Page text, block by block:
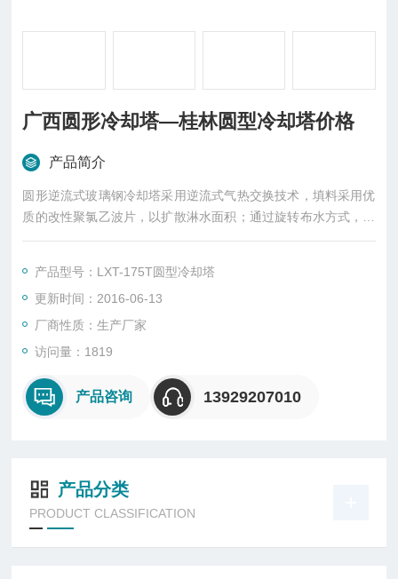
广西圆形冷却塔—桂林圆型冷却塔价格
产品简介
圆形逆流式玻璃钢冷却塔采用逆流式气热交换技术，填料采用优
质的改性聚氯乙波片，以扩散淋水面积；通过旋转布水方式，实
现布水均匀，增强冷却效果。我厂曾对本系列产品的外形设计作
却塔—桂林圆型冷却塔价格、175T圆型冷却塔厂价直销
产品型号：LXT-175T圆型冷却塔
更新时间：2016-06-13
厂商性质：生产厂家
访问量：1819
产品咨询 13929207010
产品分类
PRODUCT CLASSIFICATION